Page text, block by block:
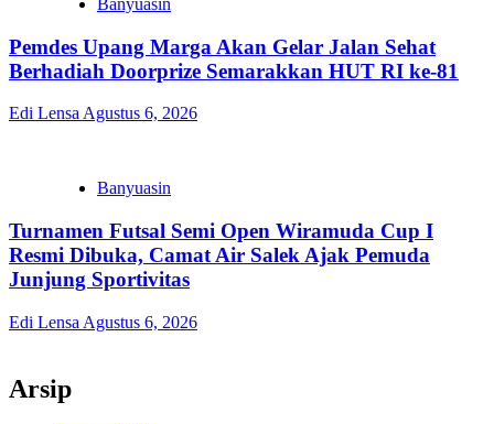
Banyuasin
Pemdes Upang Marga Akan Gelar Jalan Sehat
Berhadiah Doorprize Semarakkan HUT RI ke-81
Edi Lensa Agustus 6, 2026
Banyuasin
Turnamen Futsal Semi Open Wiramuda Cup I
Resmi Dibuka, Camat Air Salek Ajak Pemuda
Junjung Sportivitas
Edi Lensa Agustus 6, 2026
Arsip